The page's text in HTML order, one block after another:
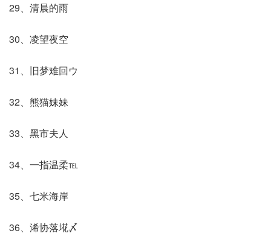
29、清晨的雨
30、凌望夜空
31、旧梦难回ウ
32、熊猫妹妹
33、黑市夫人
34、一指温柔℡
35、七米海岸
36、浠协落埖〆